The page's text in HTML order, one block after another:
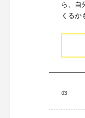
ら、自
くるか